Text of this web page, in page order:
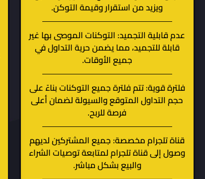
ويزيد من استقرار وقيمة التوكن.
عدم قابلية التجميد: التوكنات الموصى بها غير
قابلة للتجميد، مما يضمن حرية التداول في
جميع الأوقات.
فلترة قوية: تتم فلترة جميع التوكنات بناءً على
حجم التداول المتوقع والسيولة لضمان أعلى
فرصة للربح.
قناة تلجرام مخصصة: جميع المشتركين لديهم
وصول إلى قناة تلجرام لمتابعة توصيات الشراء
والبيع بشكل مباشر.